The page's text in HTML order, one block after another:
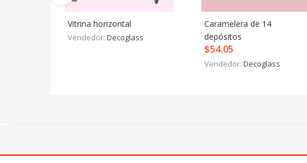
Vitrina horizontal
Vendedor: Decoglass
Caramelera de 14
depósitos
$54.05
Vendedor: Decoglass